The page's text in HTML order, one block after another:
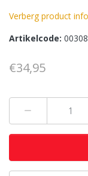
Verberg product
Artikelcode:
€34,95